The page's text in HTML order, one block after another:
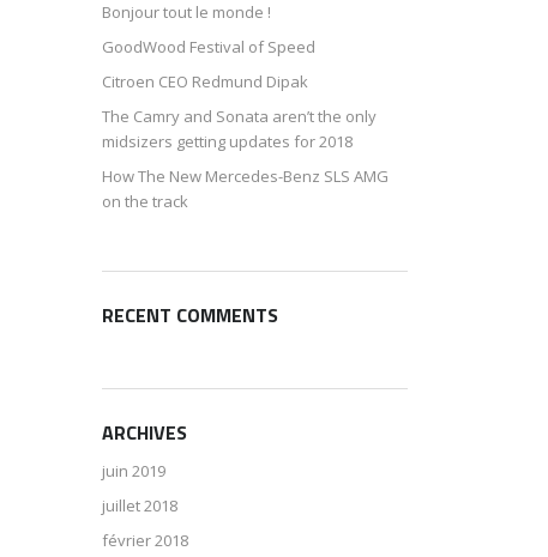
Bonjour tout le monde !
GoodWood Festival of Speed
Citroen CEO Redmund Dipak
The Camry and Sonata aren’t the only
midsizers getting updates for 2018
How The New Mercedes-Benz SLS AMG
on the track
RECENT COMMENTS
ARCHIVES
juin 2019
juillet 2018
février 2018